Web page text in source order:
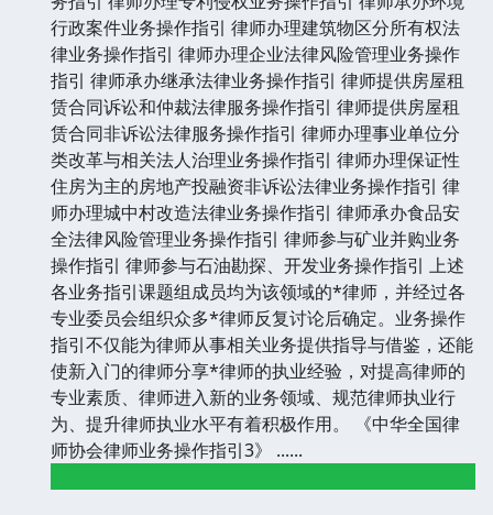
行政案件业务操作指引 律师办理建筑物区分所有权法
律业务操作指引 律师办理企业法律风险管理业务操作
指引 律师承办继承法律业务操作指引 律师提供房屋租
赁合同诉讼和仲裁法律服务操作指引 律师提供房屋租
赁合同非诉讼法律服务操作指引 律师办理事业单位分
类改革与相关法人治理业务操作指引 律师办理保证性
住房为主的房地产投融资非诉讼法律业务操作指引 律
师办理城中村改造法律业务操作指引 律师承办食品安
全法律风险管理业务操作指引 律师参与矿业并购业务
操作指引 律师参与石油勘探、开发业务操作指引 上述
各业务指引课题组成员均为该领域的*律师，并经过各
专业委员会组织众多*律师反复讨论后确定。业务操作
指引不仅能为律师从事相关业务提供指导与借鉴，还能
使新入门的律师分享*律师的执业经验，对提高律师的
专业素质、律师进入新的业务领域、规范律师执业行
为、提升律师执业水平有着积极作用。 《中华全国律
师协会律师业务操作指引3》 ......